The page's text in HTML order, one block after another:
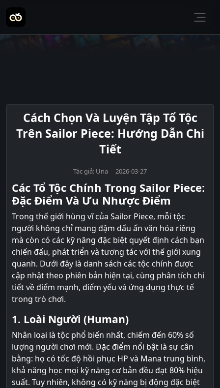
Cách Chọn Và Luyện Tập Tổ Tộc
Trên Sailor Piece: Hướng Dẫn Chi
Tiết
Tác giả: Una 2026-03-27
Các Tổ Tộc Chính Trong Sailor Piece:
Đặc Điểm Và Ưu Nhược Điểm
Trong thế giới hùng vĩ của Sailor Piece, mỗi tộc
người không chỉ mang đậm dấu ấn văn hóa riêng
mà còn có các kỹ năng đặc biệt quyết định cách bạn
chiến đấu, phát triển và tương tác với thế giới xung
quanh. Dưới đây là danh sách các tộc chính được
cập nhật theo phiên bản hiện tại, cùng phân tích chi
tiết về điểm mạnh, điểm yếu và ứng dụng thực tế
trong trò chơi.
1. Loài Người (Human)
Nhân loại là tộc phổ biến nhất, chiếm đến 60% số
lượng người chơi mới. Đặc điểm nổi bật là sự cân
bằng: họ có tốc độ hồi phục HP và Mana trung bình,
khả năng học mọi kỹ năng cơ bản đều đạt 80% hiệu
suất. Tuy nhiên, không có kỹ năng bị động đặc biệt